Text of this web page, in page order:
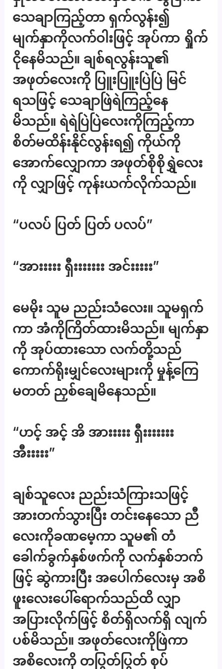
သေချာကြည့်တာ ရှက်လွန်း၍
မျက်နှာကိုလက်ဝါးဖြင့် အုပ်ကာ ရှိုက်
ငိုနေမိသည်။ ချစ်ရလွန်းသူ၏
အဖုတ်လေးကို ပြူးပြူးပြဲပြဲ မြင်
ရသဖြင့် သေချာဖြဲရဲကြည့်နေ
မိသည်။ ရဲရဲပြဲပြဲလေးကိုကြည့်ကာ
စိတ်မထိန်းနိုင်လွန်းရ၍ ကိုယ်ကို
အောက်လျှောကာ အဖုတ်စိုစိုရွှဲလေး
ကို လျှာဖြင့် ကုန်းယက်လိုက်သည်။
“ပလပ် ပြတ် ပြတ် ပလပ်”
“အားးးးး ရှီးးးးးးး အင်းးးးး”
မေမိုး သူမ ညည်းသံလေး။ သူမရှက်
ကာ အံကိုကြိတ်ထားမိသည်။ မျက်နှာ
ကို အုပ်ထားသော လက်တို့သည်
ကောက်ရိုးမျှင်လေးများကို မှုန့်ကြေ
မတတ် ညှစ်ချေမိနေသည်။
“ဟင့် အင့် အိ အားးးးး ရှီးးးးးးး
အီးးးးး”
ချစ်သူလေး ညည်းသံကြားသဖြင့်
အားတက်သွားပြီး တင်းနေသော ညီ
လေးကိုခဏမေ့ကာ သူမ၏ တံ
ခေါက်ခွက်နှစ်ဖက်ကို လက်နှစ်ဘက်
ဖြင့် ဆွဲကားပြီး အပေါက်လေးမှ အစိ
ဖူးလေးပေါ်ရောက်သည်ထိ လျှာ
အပြားလိုက်ဖြင့် စိတ်ရှိလက်ရှိ လျက်
ပစ်မိသည်။ အဖုတ်လေးကိုဖြဲကာ
အစိလေးကို တပြွတ်ပြွတ် စုပ်